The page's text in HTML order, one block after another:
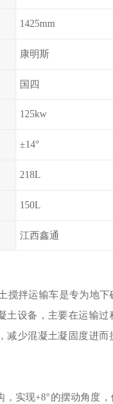
1425mm
康明斯
国四
125kw
±14°
218L
150L
江西鑫通
搅拌运输车是专为地
土设备，主要在运输过
减少混凝土凝固度进而
，实现+8°的摆动角度